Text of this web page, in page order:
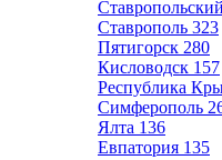
Ставрополь 323
Пятигорск 280
Кисловодск 157
Республика
Симферополь
Ялта 136
Евпатория 135